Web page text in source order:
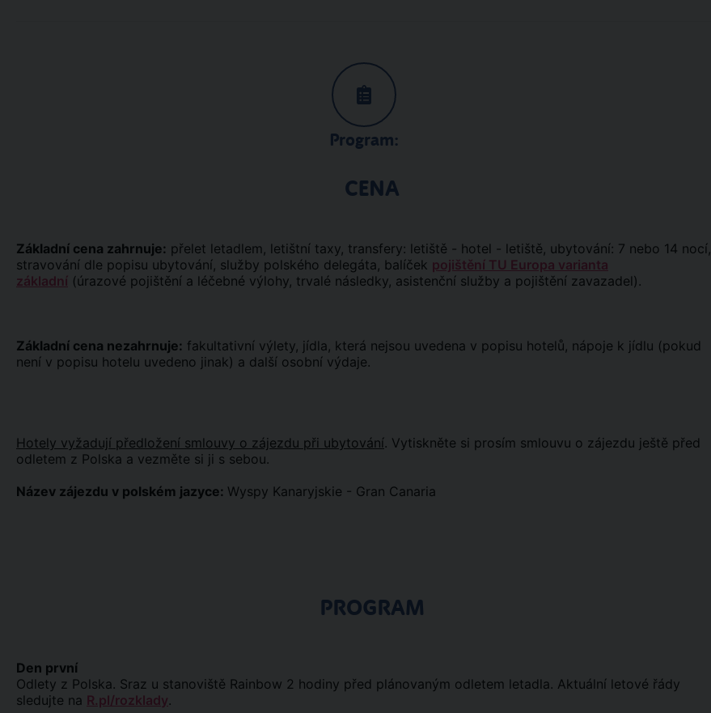
Program:
CENA
Základní cena zahrnuje: přelet letadlem, letištní taxy, transfery: letiště - hotel - letiště, ubytování: 7 nebo 14 nocí,
stravování dle popisu ubytování, služby polského delegáta, balíček pojištění TU Europa varianta
základní (úrazové pojištění a léčebné výlohy, trvalé následky, asistenční služby a pojištění zavazadel).
Základní cena nezahrnuje: fakultativní výlety, jídla, která nejsou uvedena v popisu hotelů, nápoje k jídlu (pokud
není v popisu hotelu uvedeno jinak) a další osobní výdaje.
Hotely vyžadují předložení smlouvy o zájezdu při ubytování. Vytiskněte si prosím smlouvu o zájezdu ještě před
odletem z Polska a vezměte si ji s sebou.
Název zájezdu v polském jazyce: Wyspy Kanaryjskie - Gran Canaria
PROGRAM
Den první
Odlety z Polska. Sraz u stanoviště Rainbow 2 hodiny před plánovaným odletem letadla. Aktuální letové řády
sledujte na R.pl/rozklady.